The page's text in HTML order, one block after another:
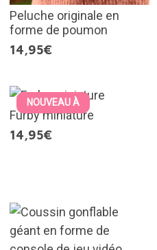
Peluche originale en
forme de poumon
14,95€
NOUVEAU À
Furby miniature
14,95€